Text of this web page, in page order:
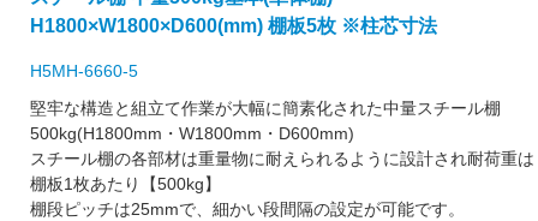
H1800×W1800×D600(mm) 棚板5枚 ※柱芯寸法
H5MH-6660-5
堅牢な構造と組立て作業が大幅に簡素化された中量スチール棚
500kg(H1800mm・W1800mm・D600mm)
スチール棚の各部材は重量物に耐えられるように設計され耐荷重は
棚板1枚あたり【500kg】
棚段ピッチは25mmで、細かい段間隔の設定が可能です。